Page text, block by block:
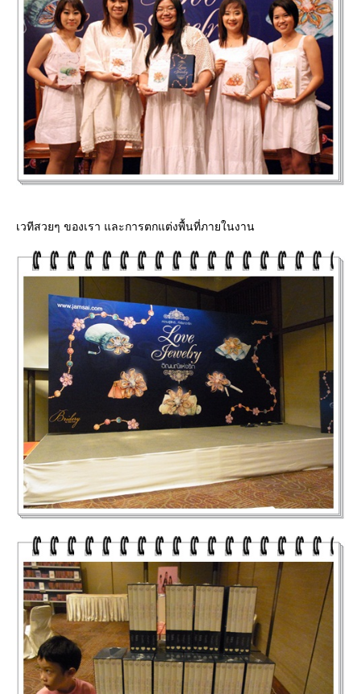
เวทีสวยๆ ของเรา และการตกแต่งพื้นที่ภายในงาน